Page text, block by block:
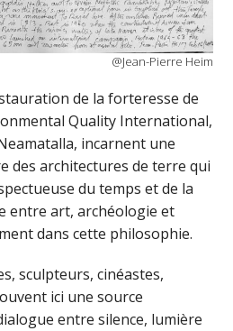
@Jean-Pierre Heim
de la forteresse de
Quality International,
incarnent une
des architectures de terre qui
du temps et de la
entre art, archéologie et
dans cette philosophie.
sculpteurs, cinéastes,
ici une source
entre silence, lumière